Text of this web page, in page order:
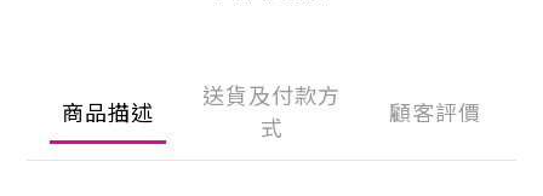
商品描述
送貨及付款方
式
顧客評價